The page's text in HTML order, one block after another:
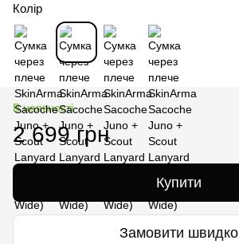
Колір
В наявності
2 699 грн
Купити
Замовити швидко